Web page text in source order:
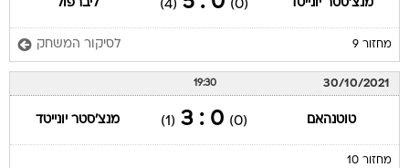
מנצ'סטר יונייטד (0)
(4) ליברפול
מחזור 9 לסיקור המשחק
30/10/2021
19:30
טוטנהאם (0)
0 : 3
(1) מנצ'סטר יונייטד
מחזור 10